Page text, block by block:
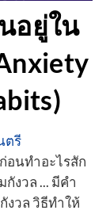
อยู่ใน
ตรี
อนทำอะไรสัก
งวล ... มีคำ
วล วิธีทำให้